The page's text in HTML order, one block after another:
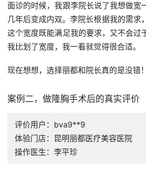
面诊的时候，我跟李院长说了我想做宽
几年后变成内双。李院长根据我的需求
这个宽度既能满足我的要求，又不会过
我比划了宽度，我一看就觉得很合适。
现在想想，选择丽都和院长真的是没错
案例二，做隆胸手术后的真实评价
评价用户：bva9**9
体验门店：昆明丽都医疗美容医院
操作医生：李平珍